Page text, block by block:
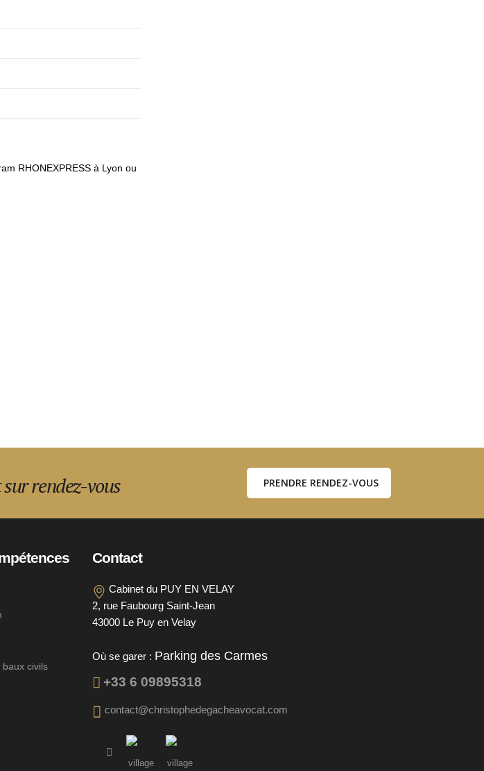
RHONEXPRESS à Lyon ou
rendez-vous PRENDRE RENDEZ-VOUS
baux civils
Contact
Cabinet du PUY EN VELAY
2, rue Faubourg Saint-Jean
43000 Le Puy en Velay
Où se garer : Parking des Carmes
+33 6 09895318
contact@christophedegacheavocat.com